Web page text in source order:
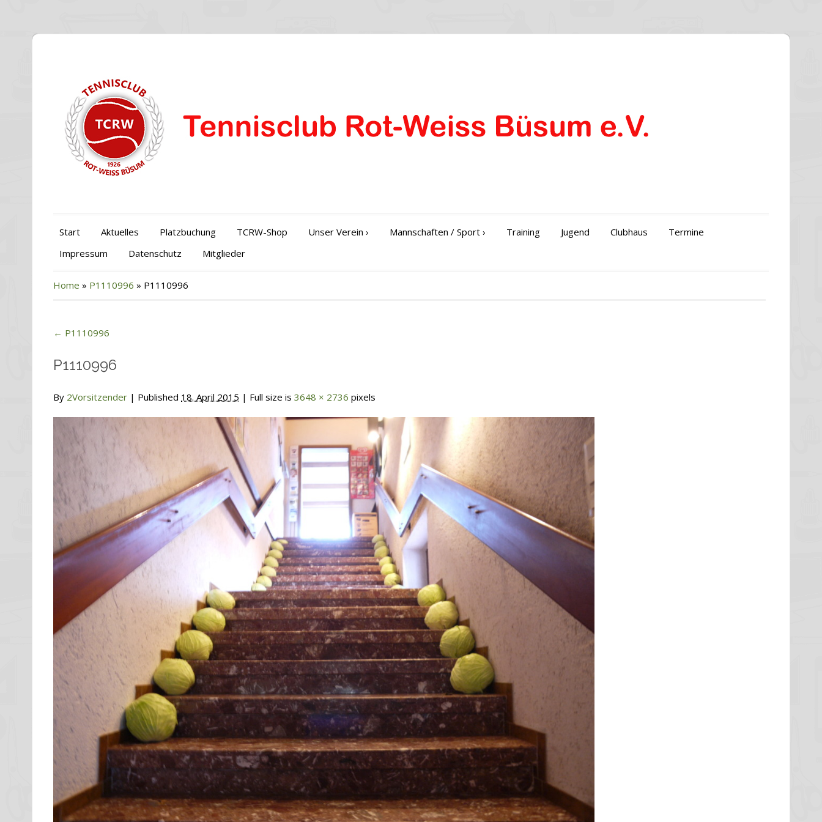
Start Aktuelles Platzbuchung TCRW-Shop Unser Verein › Mannschaften / Sport › Training Jugend Clubhaus
Termine
Impressum
Datenschutz Mitglieder
Home » P1110996 » P1110996
← P1110996
P1110996
By 2Vorsitzender | Published 18. April 2015 | Full size is 3648 × 2736 pixels